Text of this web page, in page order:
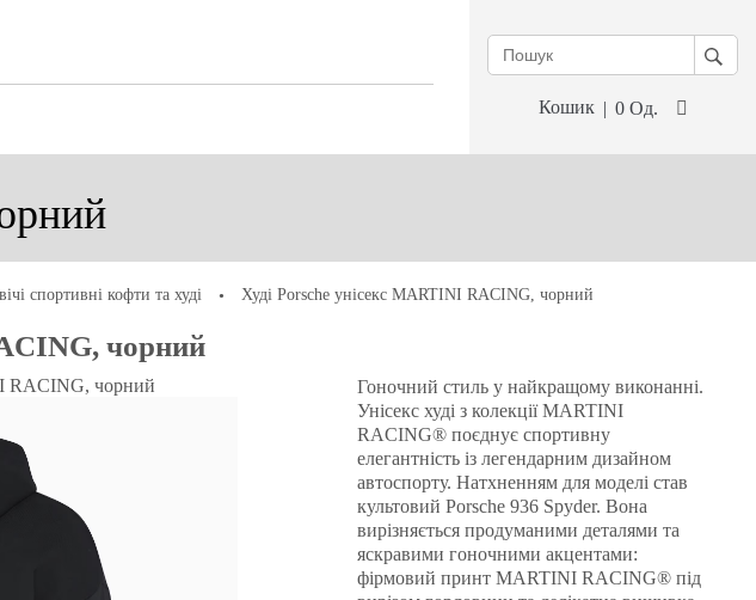
Кошик 0Од.
спортивні кофти та худі Худі Porsche унісекс MARTINI RACING, чорний
чорний
Гоночний стиль у найкращому виконанні.
Унісекс худі з колекції MARTINI
RACING® поєднує спортивну
елегантність із легендарним дизайном
автоспорту. Натхненням для моделі став
культовий Porsche 936 Spyder. Вона
вирізняється продуманими деталями та
яскравими гоночними акцентами:
фірмовий принт MARTINI RACING® під